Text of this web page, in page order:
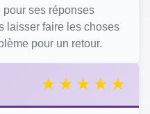
pour ses réponses
laisser faire les choses
pour un retour.